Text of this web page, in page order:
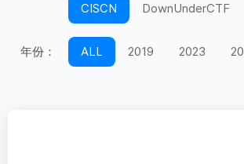
CISCN
DownUnderCTF
MidnightFlag
Securinets
年份： ALL 2019 2023